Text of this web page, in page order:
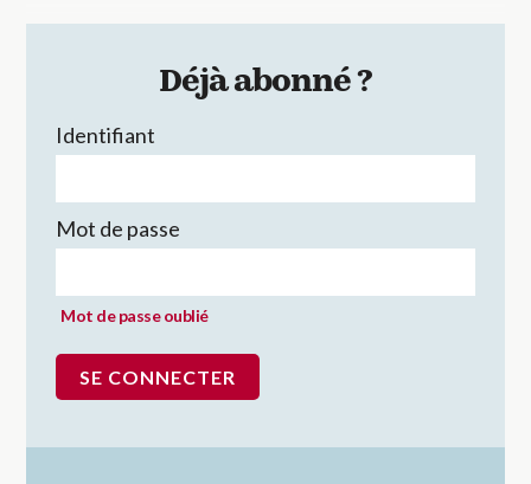
Déjà abonné ?
Identifiant
Mot de passe
Mot de passe oublié